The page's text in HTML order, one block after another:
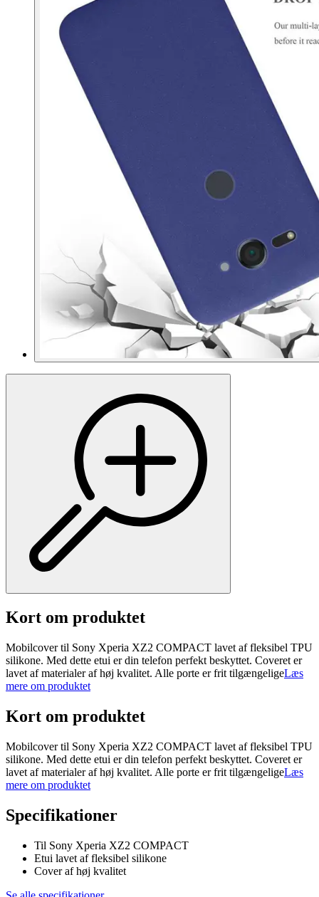
Kort om produktet
Mobilcover til Sony Xperia XZ2 COMPACT lavet af fleksibel TPU
silikone. Med dette etui er din telefon perfekt beskyttet. Coveret er
lavet af materialer af høj kvalitet. Alle porte er frit tilgængeligeLæs
mere om produktet
Kort om produktet
Mobilcover til Sony Xperia XZ2 COMPACT lavet af fleksibel TPU
silikone. Med dette etui er din telefon perfekt beskyttet. Coveret er
lavet af materialer af høj kvalitet. Alle porte er frit tilgængeligeLæs
mere om produktet
Specifikationer
Til Sony Xperia XZ2 COMPACT
Etui lavet af fleksibel silikone
Cover af høj kvalitet